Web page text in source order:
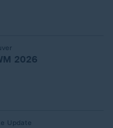
2026
Update